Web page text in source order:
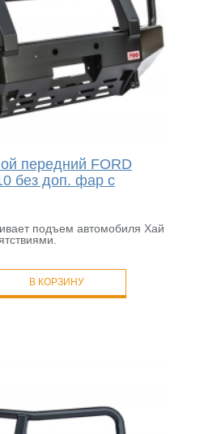
передний FORD
без доп. фар с
подъем автомобиля Хай
В КОРЗИНУ